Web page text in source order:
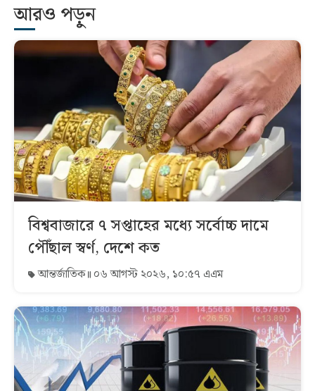
আরও পড়ুন
বিশ্ববাজারে ৭ সপ্তাহের মধ্যে সর্বোচ্চ দামে
পৌঁছাল স্বর্ণ, দেশে কত
আন্তর্জাতিক ০৬ আগস্ট ২০২৬, ১০:৫৭ এএম